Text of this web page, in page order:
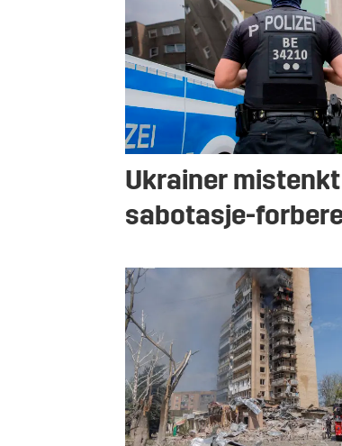
Ukrainer
sabotasje-